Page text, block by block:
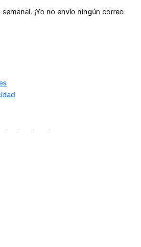
¡Yo no envío ningún correo
los derechos reservaos